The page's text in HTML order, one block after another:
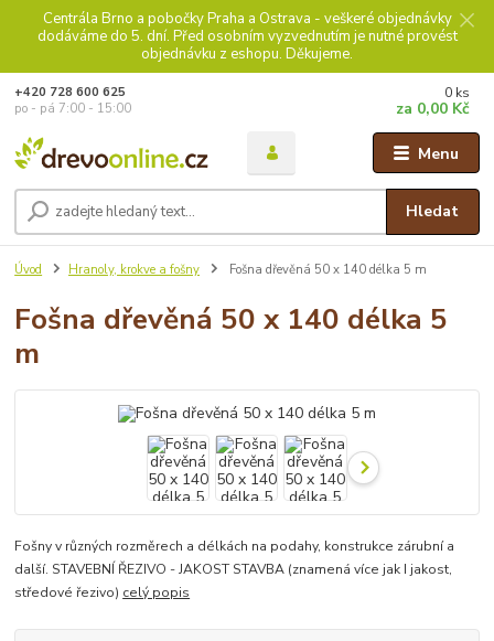
Centrála Brno a pobočky Praha a Ostrava - veškeré objednávky
dodáváme do 5. dní. Před osobním vyzvednutím je nutné provést
objednávku z eshopu. Děkujeme.
Menu
Hledat
+420 728 600 625
po - pá 7:00 - 15:00
0 ks
za 0,00 Kč
Úvod Hranoly, krokve a fošny Fošna dřevěná 50 x 140 délka 5 m
Fošna dřevěná 50 x 140 délka 5
m
Fošny v různých rozměrech a délkách na podahy, konstrukce zárubní a
další. STAVEBNÍ ŘEZIVO - JAKOST STAVBA (znamená více jak I jakost,
středové řezivo) celý popis